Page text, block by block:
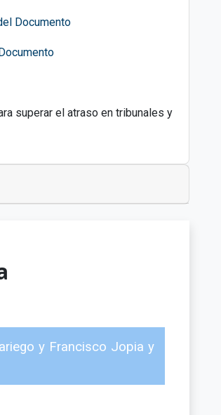
Documento
superar el atraso en tribunales y
y Francisco Jopia y